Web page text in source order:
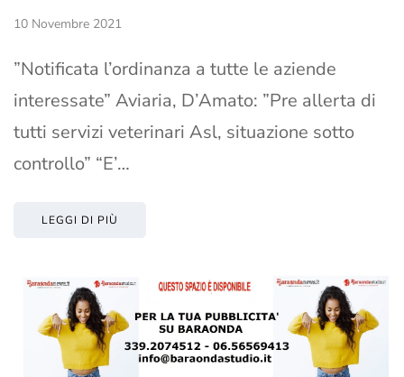
10 Novembre 2021
”Notificata l’ordinanza a tutte le aziende
interessate” Aviaria, D’Amato: ”Pre allerta di
tutti servizi veterinari Asl, situazione sotto
controllo” “E’…
LEGGI DI PIÙ